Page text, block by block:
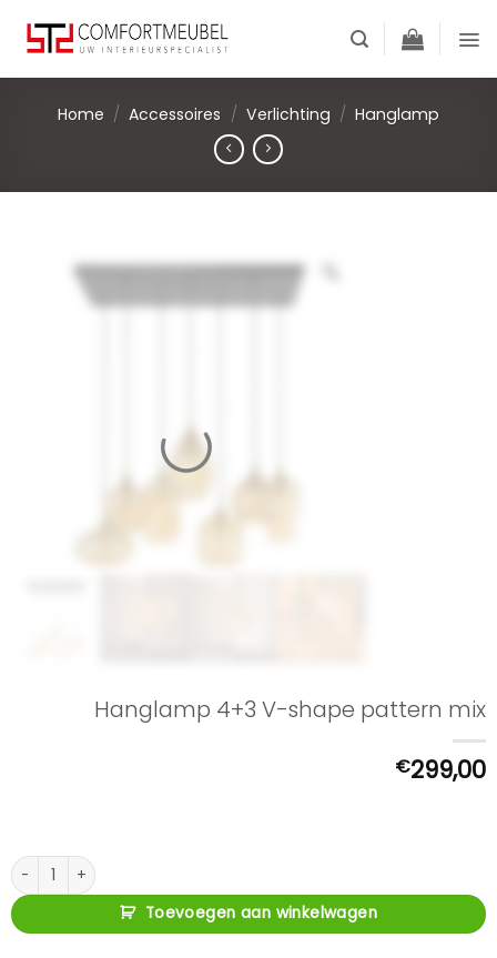
content
Home / Accessoires / Verlichting / Hanglamp
Hanglamp 4+3 V-shape pattern mix
€299,00
Hanglamp 4+3 V-shape pattern mix aantal
Toevoegen aan winkelwagen